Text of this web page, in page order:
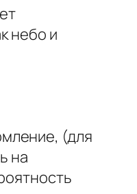
небо и
(для
на